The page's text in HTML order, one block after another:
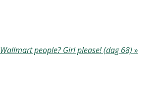
Wallmart people? Girl please! (dag 68) »